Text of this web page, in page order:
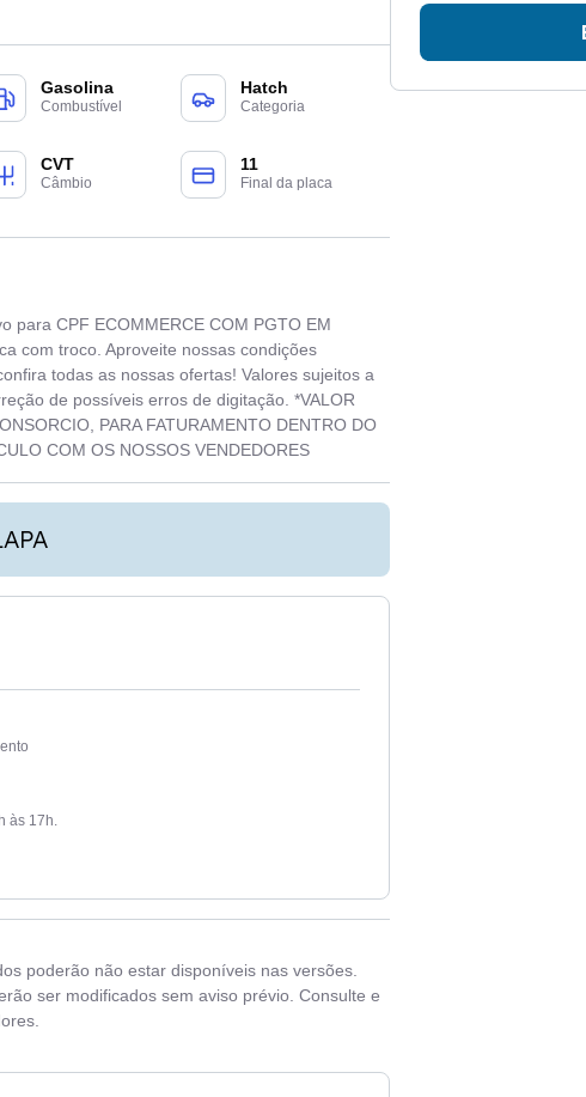
Gasolina
Combustível
Hatch
Categoria
CVT
Câmbio
11
Final da placa
para CPF ECOMMERCE COM PGTO EM
com troco. Aproveite nossas condições
todas as nossas ofertas! Valores sujeitos a
de possíveis erros de digitação. *VALOR
PARA FATURAMENTO DENTRO DO
COM OS NOSSOS VENDEDORES
às 17h.
poderão não estar disponíveis nas versões.
ser modificados sem aviso prévio. Consulte e